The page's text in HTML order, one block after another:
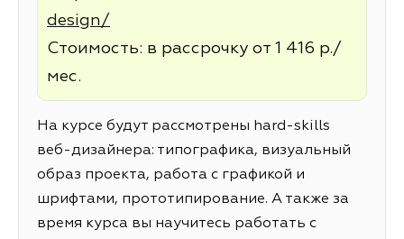
design/
Стоимость: в рассрочку от 1 416 р./
мес.
На курсе будут рассмотрены hard-skills
веб-дизайнера: типографика, визуальный
образ проекта, работа с графикой и
шрифтами, прототипирование. А также за
время курса вы научитесь работать с